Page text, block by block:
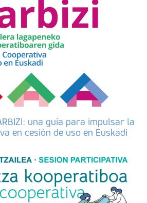
una guía para impulsar la
en cesión de uso en Euskadi